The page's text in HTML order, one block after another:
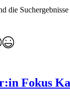
die
Fokus